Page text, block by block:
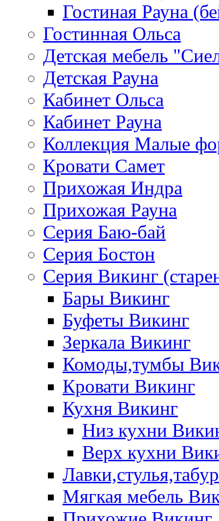
Гостиная Рауна
Гостинная Ольса
Детская мебель
Детская Рауна
Кабинет Ольса
Кабинет Рауна
Коллекция Малые
Кровати Самет
Прихожая Индра
Прихожая Рауна
Серия Баю-бай
Серия Бостон
Серия Викинг
Бары Викинг
Буфеты Викинг
Зеркала Викинг
Комоды,тумбы
Кровати Викинг
Кухня Викинг
Низ кухни
Верх кухни
Мягкая мебель